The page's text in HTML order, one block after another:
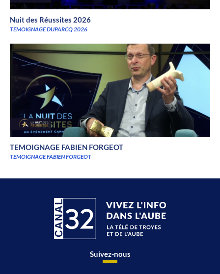
Nuit des Réussites 2026
TEMOIGNAGE DUPARCQ 2026
TEMOIGNAGE FABIEN FORGEOT
TEMOIGNAGE FABIEN FORGEOT
Suivez-nous